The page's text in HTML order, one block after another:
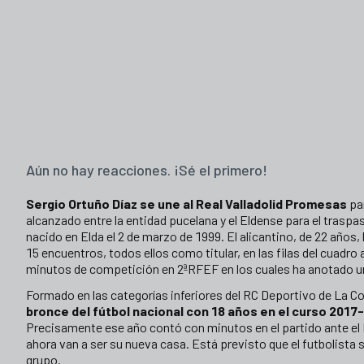
Aún no hay reacciones. ¡Sé el primero!
Sergio Ortuño Díaz se une al Real Valladolid Promesas
alcanzado entre la entidad pucelana y el Eldense para el
nacido en Elda el 2 de marzo de 1999. El alicantino, de 22
15 encuentros, todos ellos como titular, en las filas del cuadro
minutos de competición en 2ªRFEF en los cuales ha anotado
Formado en las categorías inferiores del RC Deportivo de La
bronce del fútbol nacional con 18 años en el curso
Precisamente ese año contó con minutos en el partido ante
ahora van a ser su nueva casa. Está previsto que el
grupo.